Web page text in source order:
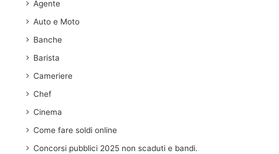
Agente
Auto e Moto
Banche
Barista
Cameriere
Chef
Cinema
Come fare soldi online
Concorsi pubblici 2025 non scaduti e bandi.